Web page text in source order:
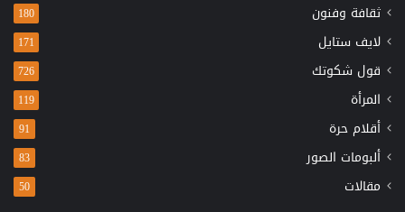
ثقافة وفنون 180
لايف ستايل 171
قول شكوتك 726
المرأة 119
أقلام حرة 91
ألبومات الصور 83
مقالات 50